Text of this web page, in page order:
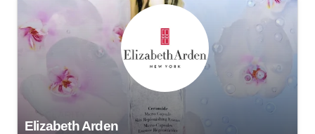
Elizabeth Arden